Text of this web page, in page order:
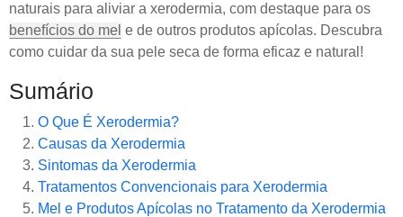
naturais para aliviar a xerodermia, com destaque para os
benefícios do mel e de outros produtos apícolas. Descubra
como cuidar da sua pele seca de forma eficaz e natural!
Sumário
O Que É Xerodermia?
Causas da Xerodermia
Sintomas da Xerodermia
Tratamentos Convencionais para Xerodermia
Mel e Produtos Apícolas no Tratamento da Xerodermia